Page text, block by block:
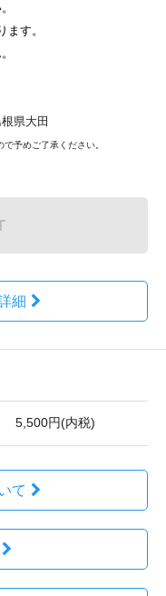
す。
県大田
予めご了承ください。
細
5,500円(内税)
て